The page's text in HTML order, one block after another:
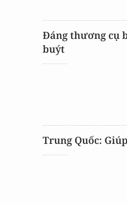
Đáng thương cụ
buýt
Trung Quốc: